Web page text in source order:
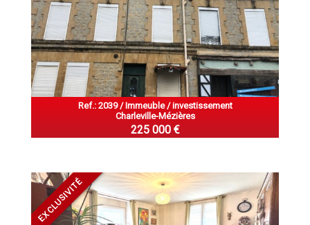
Ref.: 2039 / Immeuble / investissement
Charleville-Mézières
225 000 €
EXCLUSIVITÉ